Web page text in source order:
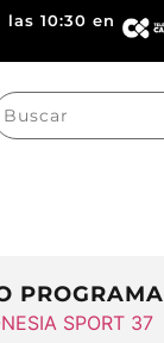
las 10:30 en
PROGRAMA
SPORT 37